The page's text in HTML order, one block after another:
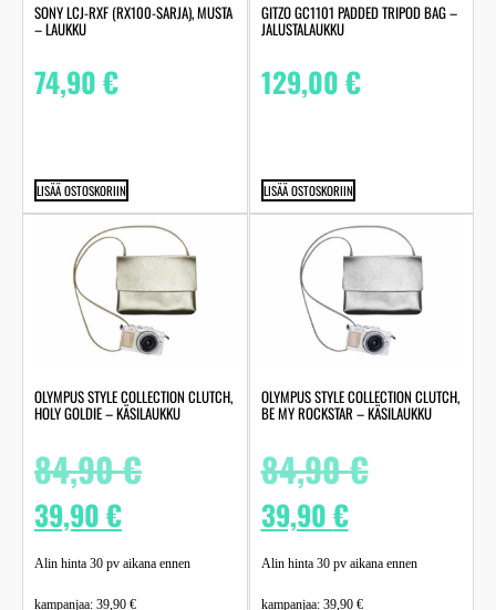
SONY LCJ-RXF (RX100-SARJA), MUSTA
– LAUKKU
74,90€
LISÄÄ OSTOSKORIIN
GITZO GC1101 PADDED TRIPOD BAG –
JALUSTALAUKKU
129,00€
LISÄÄ OSTOSKORIIN
OLYMPUS STYLE COLLECTION CLUTCH,
HOLY GOLDIE – KÄSILAUKKU
84,90€
39,90€
Alin hinta 30 pv aikana ennen
kampanjaa: 39,90 €
OLYMPUS STYLE COLLECTION CLUTCH,
BE MY ROCKSTAR – KÄSILAUKKU
84,90€
39,90€
Alin hinta 30 pv aikana ennen
kampanjaa: 39,90 €